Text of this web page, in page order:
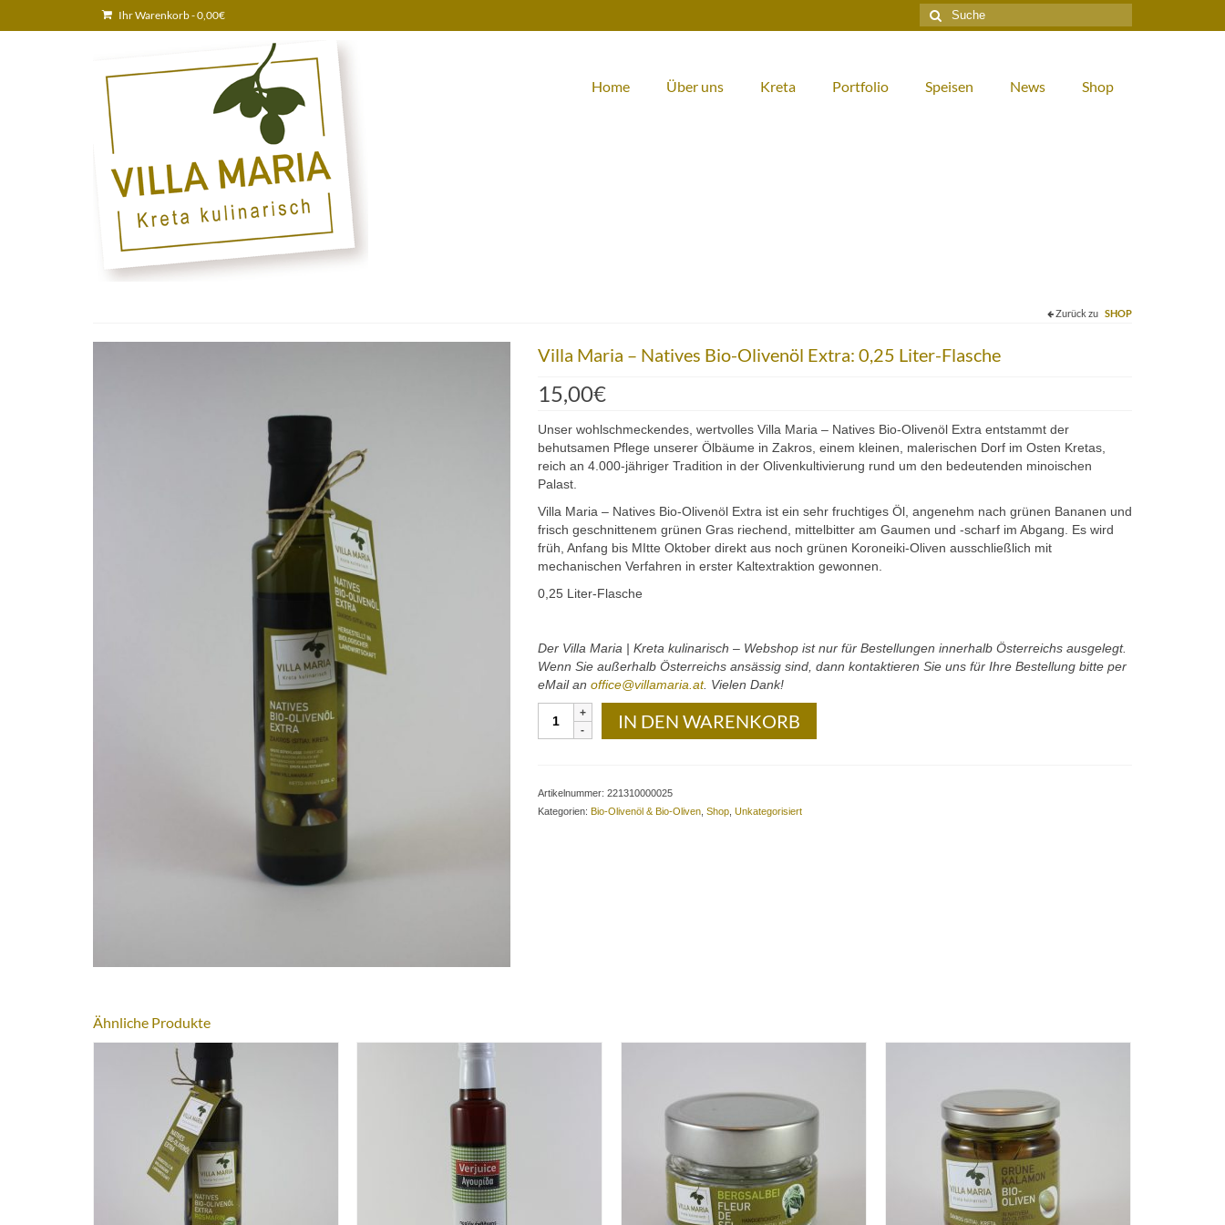
Ihr Warenkorb-0,00€
Suche
nach:
Home Über uns Kreta Portfolio Speisen News Shop
Zurück zu SHOP
Villa Maria – Natives Bio-Olivenöl Extra: 0,25 Liter-Flasche
15,00€
Unser wohlschmeckendes, wertvolles Villa Maria – Natives Bio-Olivenöl Extra entstammt der
behutsamen Pflege unserer Ölbäume in Zakros, einem kleinen, malerischen Dorf im Osten Kretas,
reich an 4.000-jähriger Tradition in der Olivenkultivierung rund um den bedeutenden minoischen
Palast.
Villa Maria – Natives Bio-Olivenöl Extra ist ein sehr fruchtiges Öl, angenehm nach grünen Bananen und
frisch geschnittenem grünen Gras riechend, mittelbitter am Gaumen und -scharf im Abgang. Es wird
früh, Anfang bis MItte Oktober direkt aus noch grünen Koroneiki-Oliven ausschließlich mit
mechanischen Verfahren in erster Kaltextraktion gewonnen.
0,25 Liter-Flasche
Der Villa Maria | Kreta kulinarisch – Webshop ist nur für Bestellungen innerhalb Österreichs ausgelegt.
Wenn Sie außerhalb Österreichs ansässig sind, dann kontaktieren Sie uns für Ihre Bestellung bitte per
eMail an office@villamaria.at. Vielen Dank!
Maria
Extra:
IN DEN WARENKORB
Artikelnummer: 221310000025
Kategorien: Bio-Olivenöl & Bio-Oliven, Shop, Unkategorisiert
Ähnliche Produkte